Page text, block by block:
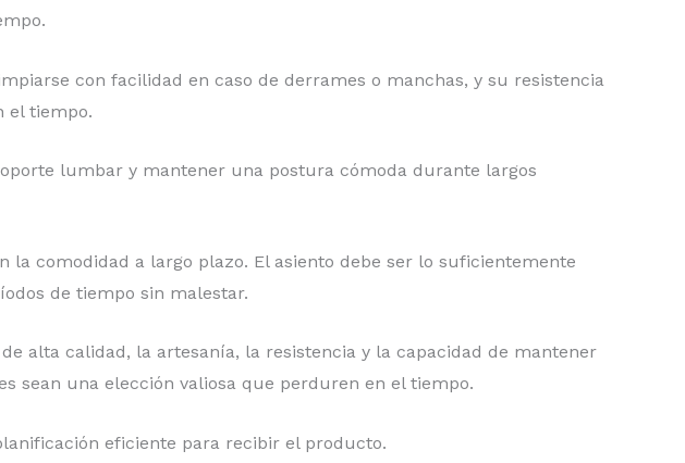
con facilidad en caso de derrames o manchas, y su resistencia
el tiempo.
lumbar y mantener una postura cómoda durante largos
comodidad a largo plazo. El asiento debe ser lo suficientemente
de tiempo sin malestar.
alta calidad, la artesanía, la resistencia y la capacidad de mantener
sean una elección valiosa que perduren en el tiempo.
eficiente para recibir el producto.